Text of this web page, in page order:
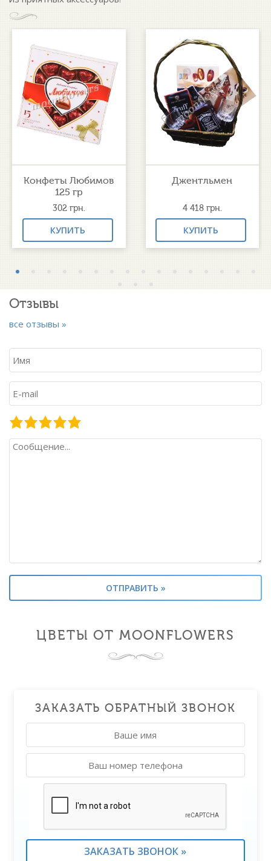
Конфеты Любимов
125 гр
302 грн.
КУПИТЬ
Джентльмен
4 418 грн.
КУПИТЬ
Отзывы
все отзывы »
ЦВЕТЫ ОТ MOONFLOWERS
ЗАКАЗАТЬ ОБРАТНЫЙ ЗВОНОК